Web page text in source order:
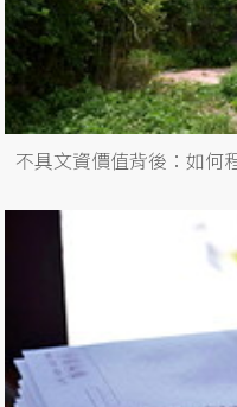
不具文資價值背後：如何